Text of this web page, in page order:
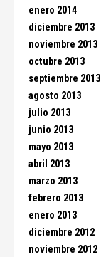
enero 2014
diciembre 2013
noviembre 2013
octubre 2013
septiembre 2013
agosto 2013
julio 2013
junio 2013
mayo 2013
abril 2013
marzo 2013
febrero 2013
enero 2013
diciembre 2012
noviembre 2012